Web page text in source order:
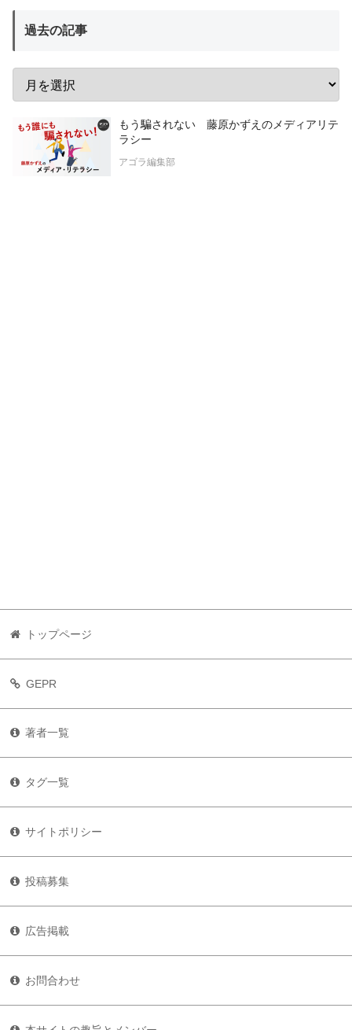
過去の記事
もう騙されない 藤原かずえのメディアリテ
ラシー
アゴラ編集部
トップページ
GEPR
著者一覧
タグ一覧
サイトポリシー
投稿募集
広告掲載
お問合わせ